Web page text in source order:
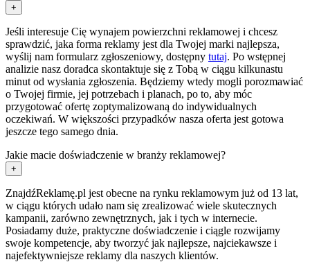
+
Jeśli interesuje Cię wynajem powierzchni reklamowej i chcesz
sprawdzić, jaka forma reklamy jest dla Twojej marki najlepsza,
wyślij nam formularz zgłoszeniowy, dostępny tutaj. Po wstępnej
analizie nasz doradca skontaktuje się z Tobą w ciągu kilkunastu
minut od wysłania zgłoszenia. Będziemy wtedy mogli porozmawiać
o Twojej firmie, jej potrzebach i planach, po to, aby móc
przygotować ofertę zoptymalizowaną do indywidualnych
oczekiwań. W większości przypadków nasza oferta jest gotowa
jeszcze tego samego dnia.
Jakie macie doświadczenie w branży reklamowej?
+
ZnajdźReklamę.pl jest obecne na rynku reklamowym już od 13 lat,
w ciągu których udało nam się zrealizować wiele skutecznych
kampanii, zarówno zewnętrznych, jak i tych w internecie.
Posiadamy duże, praktyczne doświadczenie i ciągle rozwijamy
swoje kompetencje, aby tworzyć jak najlepsze, najciekawsze i
najefektywniejsze reklamy dla naszych klientów.